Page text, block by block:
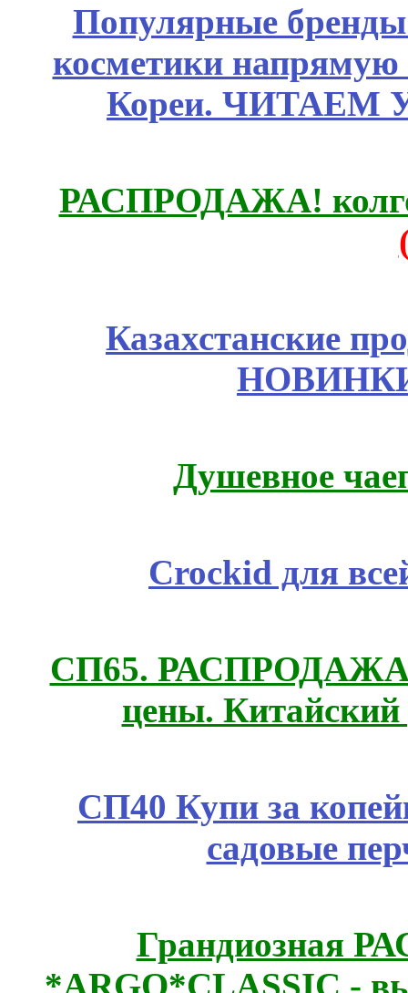
Популярные
косметики
Кореи. ЧИТАЕМ
РАСПРОДАЖА!
Казахстанские
Душевное
Crockid для
СП65. РАСПРОДАЖА!
цены.
СП40 Купи за
садовые
Грандиозная
*ARGO*CLASSIC -